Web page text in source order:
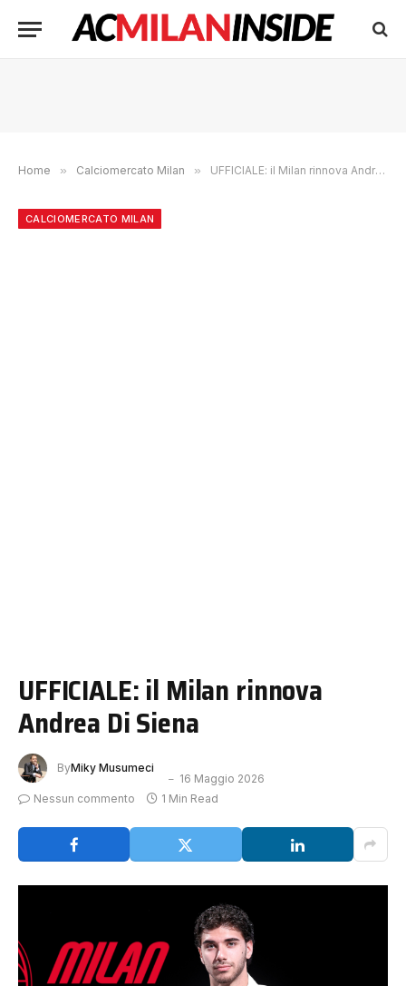
Home » Calciomercato Milan » UFFICIALE: il Milan rinnova Andrea Di Siena
CALCIOMERCATO MILAN
UFFICIALE: il Milan rinnova
Andrea Di Siena
ByMiky Musumeci
16 Maggio 2026
Nessun commento
1 Min Read